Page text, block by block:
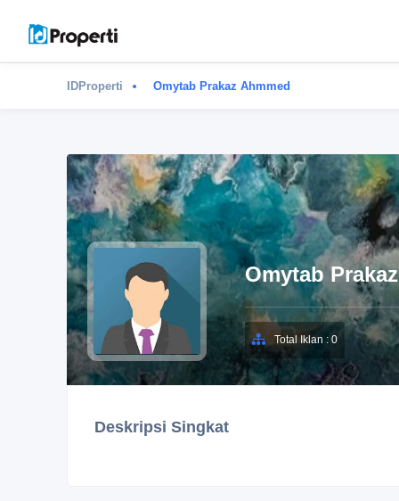
IDProperti Omytab Prakaz Ahmmed
Omytab
Total Iklan : 0
Deskripsi Singkat